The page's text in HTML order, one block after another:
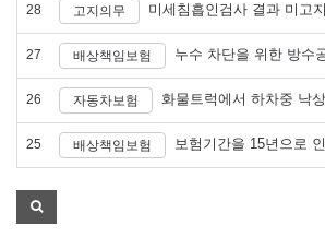
28 고지의무 미세침흡인검사 결과 미고
27 배상책임보험 누수 차단을 위한 방수
26 자동차보험 화물트럭에서 하차중 낙
25 배상책임보험 보험기간을 15년으로